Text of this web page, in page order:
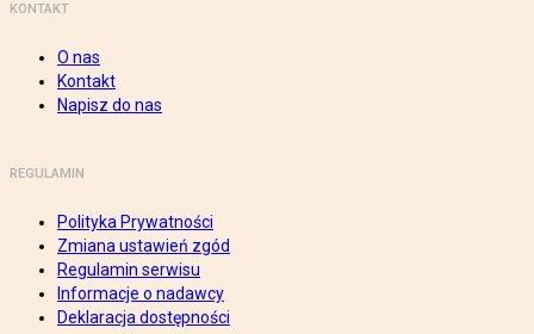
KONTAKT
O nas
Kontakt
Napisz do nas
REGULAMIN
Polityka Prywatności
Zmiana ustawień zgód
Regulamin serwisu
Informacje o nadawcy
Deklaracja dostępności